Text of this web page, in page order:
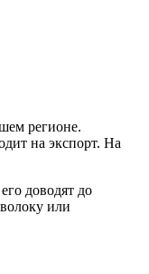
регионе.
на экспорт. На
доводят до
или